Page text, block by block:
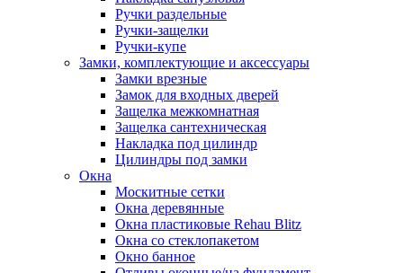
Ручки раздельные
Ручки-защелки
Ручки-купе
Замки, комплектующие и аксессуары
Замки врезные
Замок для входных дверей
Защелка межкомнатная
Защелка сантехническая
Накладка под цилиндр
Цилиндры под замки
Окна
Москитные сетки
Окна деревянные
Окна пластиковые Rehau Blitz
Окна со стеклопакетом
Окно банное